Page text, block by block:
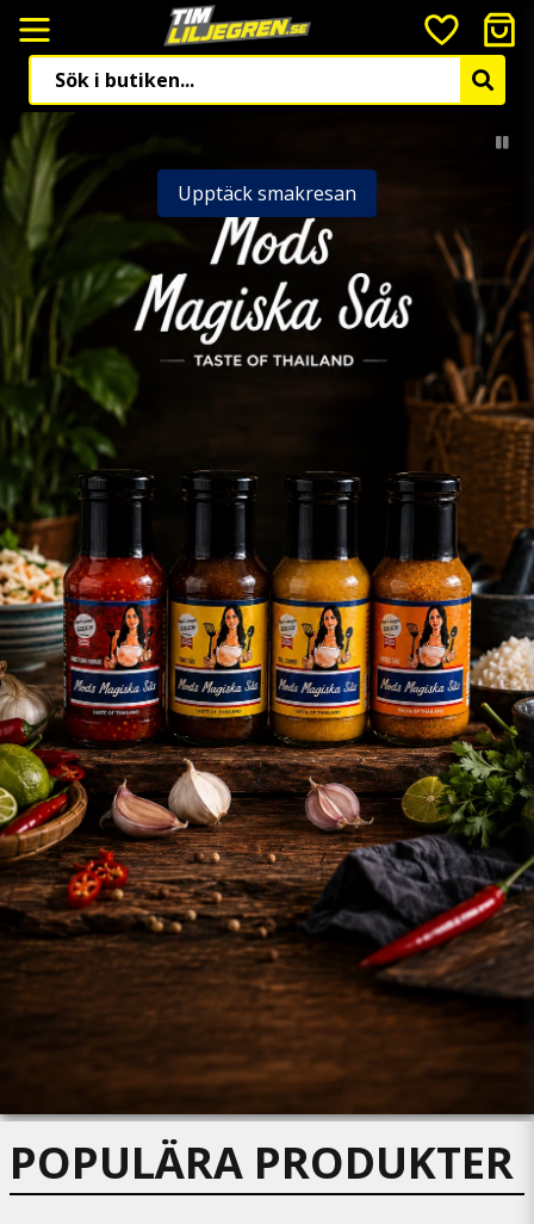
Upptäck smakresan
POPULÄRA PRODUKTER